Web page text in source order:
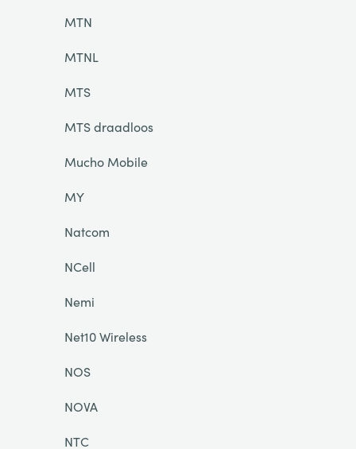
MTN
MTNL
MTS
MTS draadloos
Mucho Mobile
MY
Natcom
NCell
Nemi
Net10 Wireless
NOS
NOVA
NTC